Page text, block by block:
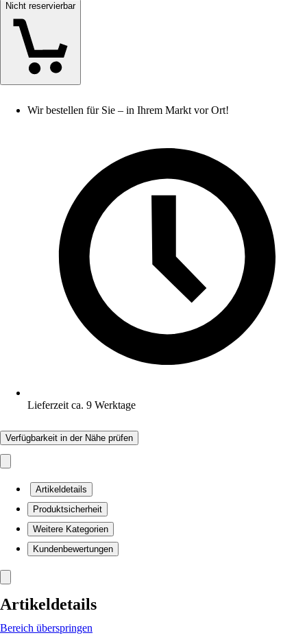
Nicht reservierbar
Wir bestellen für Sie – in Ihrem Markt vor Ort!
Lieferzeit ca. 9 Werktage
Verfügbarkeit in der Nähe prüfen
Artikeldetails
Produktsicherheit
Weitere Kategorien
Kundenbewertungen
Artikeldetails
Bereich überspringen